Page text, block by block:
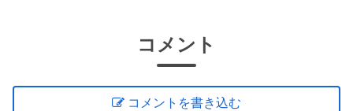
コメント
コメントを書き込む